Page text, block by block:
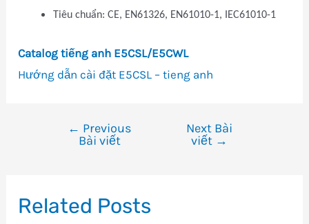
Tiêu chuẩn: CE, EN61326, EN61010-1, IEC61010-1
Catalog tiếng anh E5CSL/E5CWL
Hướng dẫn cài đặt E5CSL – tieng anh
viết
← Previous
Bài viết
Next Bài
viết →
Related Posts